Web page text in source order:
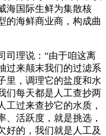
海国际生鲜为集散核
的海鲜商业商，构成曲
理说：“由于咱这离
过来颠末我们的过滤系
里，调理它的盐度和水
们每天都是人工查抄两
工过来查抄它的水质，
、活跃度，就是挑选，
好的，我们就是人工及